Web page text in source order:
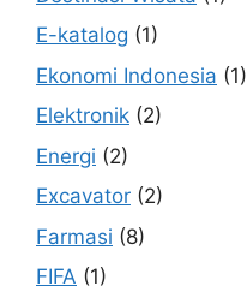
E-katalog (1)
Ekonomi Indonesia (1)
Elektronik (2)
Energi (2)
Excavator (2)
Farmasi (8)
FIFA (1)